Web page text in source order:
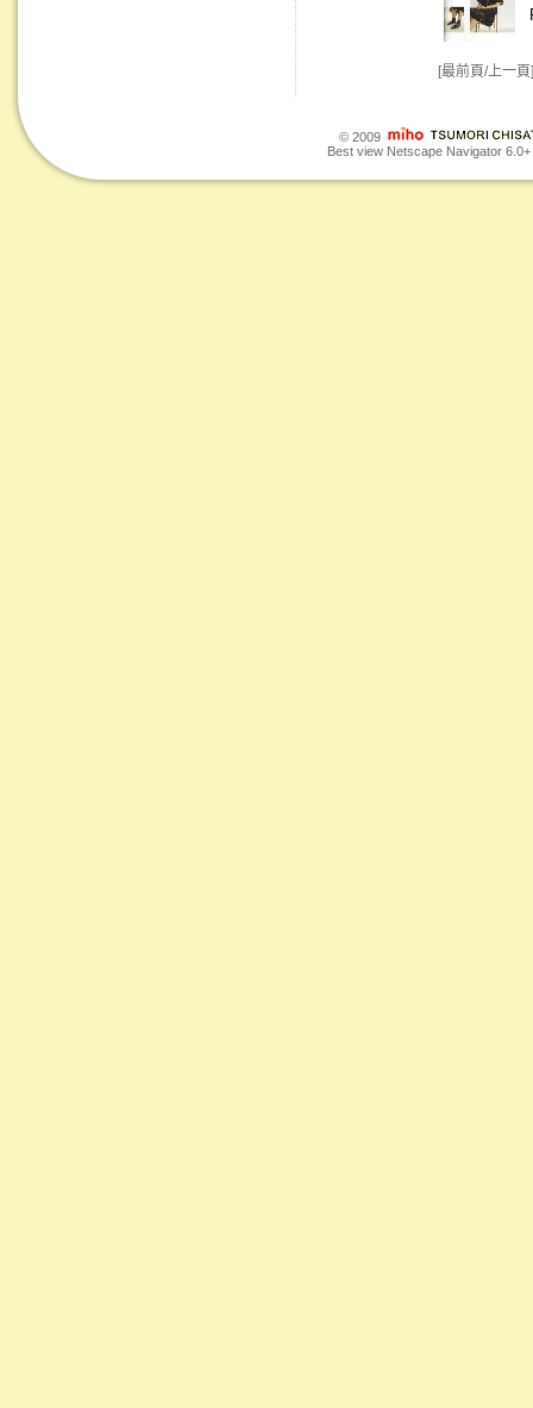
[最前頁/上一
© 2009
Best view Netscape Navigator